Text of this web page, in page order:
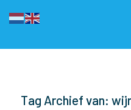
Tag Archief van: